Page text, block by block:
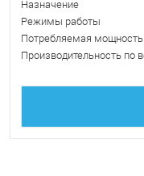
Назначение
Режимы работы
Потребляемая мощность
Производительность по